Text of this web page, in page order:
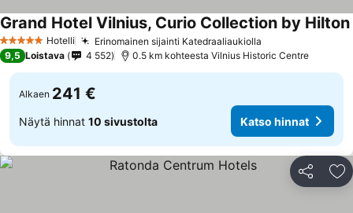
5 Tähtiluokitus
Hotelli Erinomainen sijainti Katedraaliaukiolla
Grand Hotel Vilnius, Curio Collection by Hilton
9,5 Loistava 4 552 0.5 km kohteesta Vilnius Historic Centre
Alkaen 241 €
Näytä hinnat 10 sivustolta Katso hinnat
Jaa